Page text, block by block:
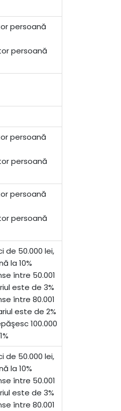
persoană
persoană
persoană
persoană
persoană
persoană
de 50.000 lei,
la 10%
între 50.001
este de 3%
între 80.001
este de 2%
100.000
de 50.000 lei,
la 10%
între 50.001
este de 3%
între 80.001